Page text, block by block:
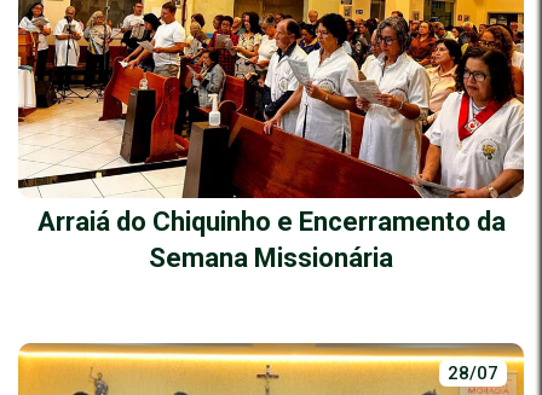
Arraiá do Chiquinho e Encerramento da
Semana Missionária
28/07